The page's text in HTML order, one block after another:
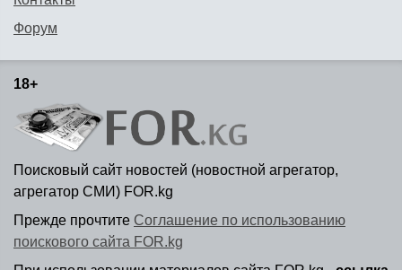
Форум
18+
Поисковый сайт новостей (новостной агрегатор,
агрегатор СМИ) FOR.kg
Прежде прочтите Соглашение по использованию
поискового сайта FOR.kg